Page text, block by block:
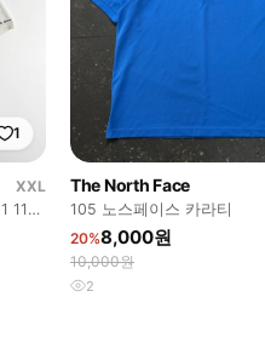
1
XXL
110
The North Face
105 노스페이스 카라티
20%8,000원
10,000원
2